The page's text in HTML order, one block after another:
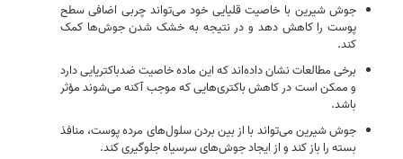
جوش شیرین با خاصیت قلیایی خود می‌تواند چربی اضافی سطح
پوست را کاهش دهد و در نتیجه به خشک شدن جوش‌ها کمک
کند.
برخی مطالعات نشان داده‌اند که این ماده خاصیت ضدباکتریایی دارد
و ممکن است در کاهش باکتری‌هایی که موجب آکنه می‌شوند مؤثر
باشد.
جوش شیرین می‌تواند با از بین بردن سلول‌های مرده پوست، منافذ
بسته را باز کند و از ایجاد جوش‌های سرسیاه جلوگیری کند.